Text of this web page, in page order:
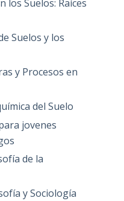
los Suelos: Raíces
Suelos y los
y Procesos en
del Suelo
jovenes
de la
y Sociología